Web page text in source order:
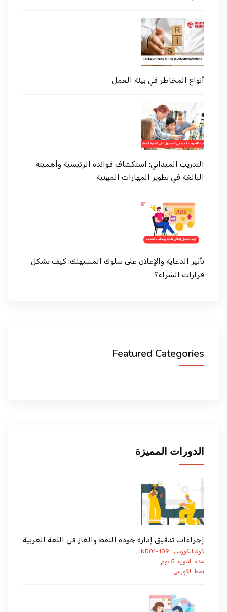
أنواع المخاطر في بيئة العمل
التدريب الميداني: استكشاف فوائده الرئيسية وأهميته
البالغة في تطوير المهارات المهنية
تأثير الدعاية والإعلان على سلوك المستهلك: كيف تشكل
قرارات الشراء؟
Featured Categories
الدورات المميزة
إجراءات تدقيق إدارة جودة النفط والغاز في اللغة العربية
كود الكورس : IND01-109 ,
مدة الدورة :5 يوم
نمط الكورس :